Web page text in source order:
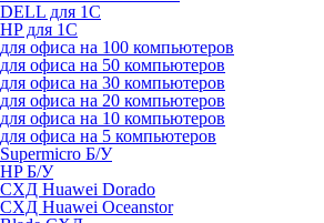
DELL для 1С
HP для 1С
для офиса на 100 компьютеров
для офиса на 50 компьютеров
для офиса на 30 компьютеров
для офиса на 20 компьютеров
для офиса на 10 компьютеров
для офиса на 5 компьютеров
Supermicro Б/У
HP Б/У
СХД Huawei Dorado
СХД Huawei Oceanstor